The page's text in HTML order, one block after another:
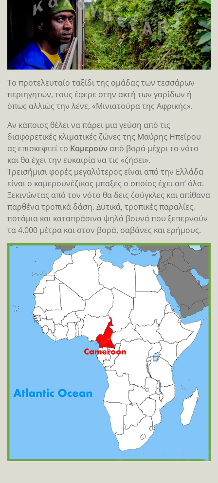
Το προτελευταίο ταξίδι της ομάδας των τεσσάρων
περιηγητών, τους έφερε στην ακτή των γαρίδων ή
όπως αλλιώς την λένε, «Μινιατούρα της Αφρικής».
Αν κάποιος θέλει να πάρει μια γεύση από τις
διαφορετικές κλιματικές ζώνες της Μαύρης Hπείρου
ας επισκεφτεί το Καμερούν από βορά μέχρι το νότο
και θα έχει την ευκαιρία να τις «ζήσει».
Τρεισήμισι φορές μεγαλύτερος είναι από την Ελλάδα
είναι ο καμερουνέζικος μπαξές ο οποίος έχει απ’ όλα.
Ξεκινώντας από τον νότο θα δεις ζούγκλες και απίθανα
παρθένα τροπικά δάση. Δυτικά, τροπικές παραλίες,
ποτάμια και καταπράσινα ψηλά βουνά που ξεπερνούν
τα 4.000 μέτρα και στον βορά, σαβάνες και ερήμους.